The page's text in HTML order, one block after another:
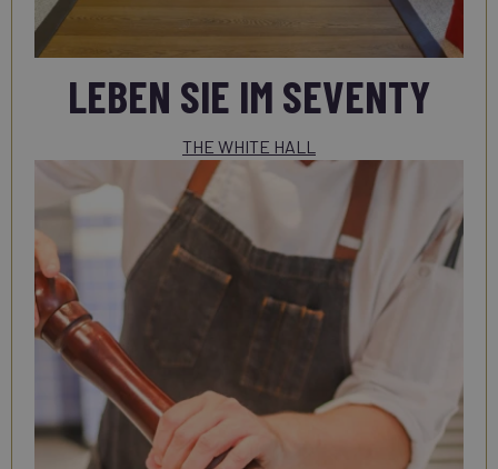
LEBEN SIE IM SEVENTY
THE WHITE HALL